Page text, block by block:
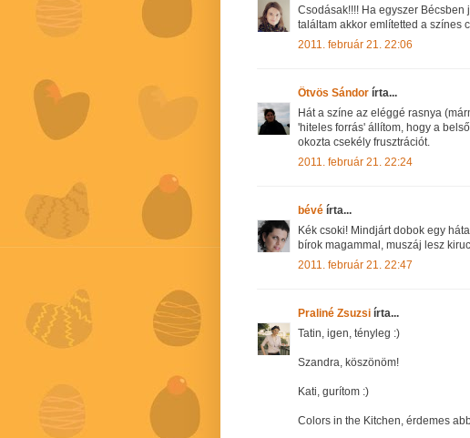
Csodásak!!!! Ha egyszer Bécsben
találtam akkor említetted a színes
2011. február 21. 22:06
Ötvös Sándor írta...
Hát a színe az eléggé rasnya
'hiteles forrás' állítom, hogy a
okozta csekély frusztrációt.
2011. február 21. 22:24
bévé írta...
Kék csoki! Mindjárt dobok egy
bírok magammal, muszáj lesz
2011. február 21. 22:47
Praliné Zsuzsi írta...
Tatin, igen, tényleg :)
Szandra, köszönöm!
Kati, gurítom :)
Colors in the Kitchen, érdemes